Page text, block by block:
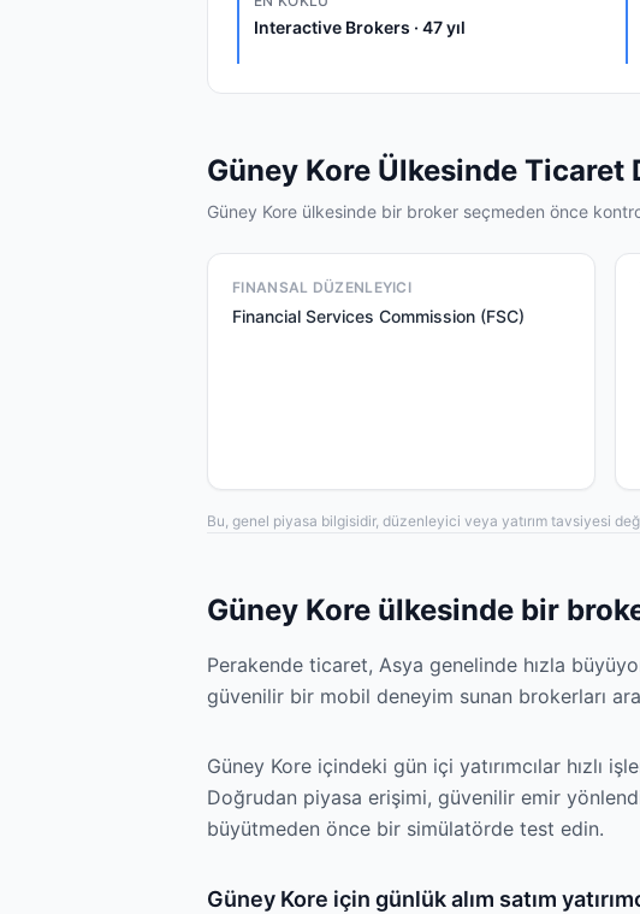
Interactive Brokers · 47 yıl
Güney Kore Ülkesinde
Güney Kore ülkesinde bir broker seçmeden önce
FINANSAL DÜZENLEYICI
Financial Services Commission (FSC)
Bu, genel piyasa bilgisidir, düzenleyici veya yatırım tavsiyesi
Güney Kore ülkesinde bir
Perakende ticaret, Asya genelinde hızla
güvenilir bir mobil deneyim sunan brokerları
Güney Kore içindeki gün içi yatırımcılar hızlı
Doğrudan piyasa erişimi, güvenilir emir
büyütmeden önce bir simülatörde test edin.
Güney Kore için günlük alım satım